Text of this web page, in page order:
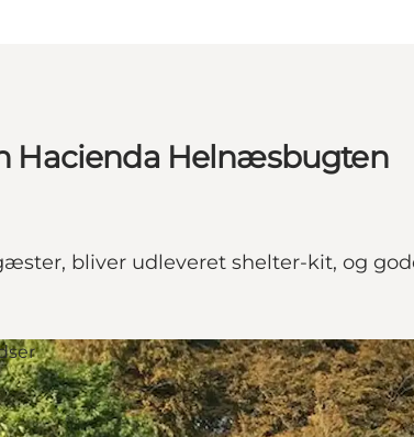
Hacienda Helnæsbugten
bliver udleveret shelter-kit, og